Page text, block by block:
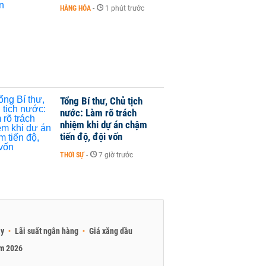
HÀNG HÓA - 1 phút trước
Tổng Bí thư, Chủ tịch
nước: Làm rõ trách
nhiệm khi dự án chậm
tiến độ, đội vốn
THỜI SỰ - 7 giờ trước
Lãi suất ngân hàng
Giá xăng dầu
2026